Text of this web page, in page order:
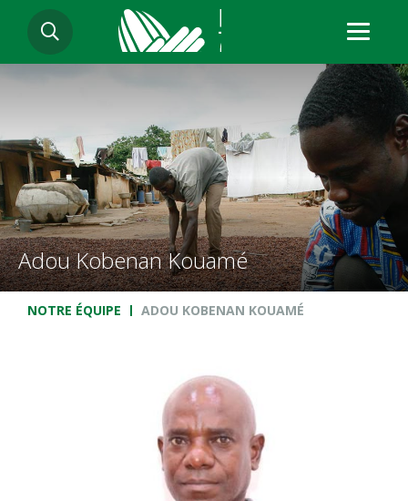
contenu
principal
RECHERCHER
Adou Kobenan Kouamé
Fil d'Ariane
NOTRE ÉQUIPE ADOU KOBENAN KOUAMÉ